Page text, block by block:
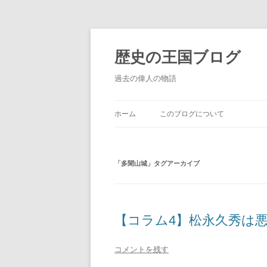
歴史の王国ブログ
過去の偉人の物語
ホーム このブログについて
「多聞山城 」タグアーカイブ
【コラム4】松永久秀は
コメントを残す